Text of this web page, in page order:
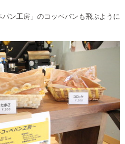
ン工房」のコッペパンも飛ぶように